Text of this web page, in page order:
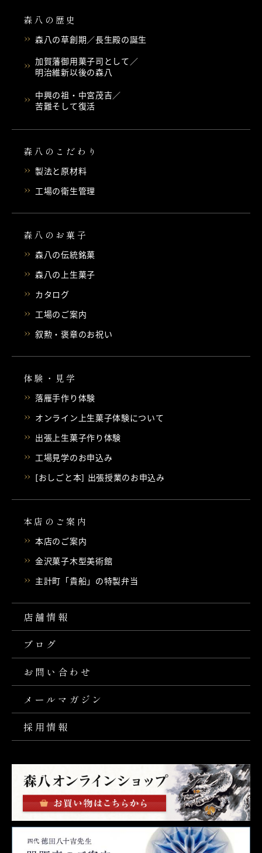
森八の歴史
森八の草創期／長生殿の誕生
加賀藩御用菓子司として／
明治維新以後の森八
中興の祖・中宮茂吉／
苦難そして復活
森八のこだわり
製法と原材料
工場の衛生管理
森八のお菓子
森八の伝統銘菓
森八の上生菓子
カタログ
工場のご案内
叙勲・褒章のお祝い
体験・見学
落雁手作り体験
オンライン上生菓子体験について
出張上生菓子作り体験
工場見学のお申込み
[おしごと本] 出張授業のお申込み
本店のご案内
本店のご案内
金沢菓子木型美術館
主計町「貴船」の特製弁当
店舗情報
ブログ
お問い合わせ
メールマガジン
採用情報